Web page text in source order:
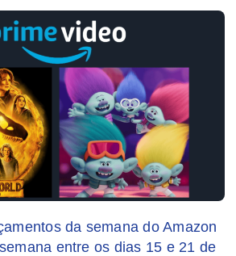
da semana do Amazon
entre os dias 15 e 21 de